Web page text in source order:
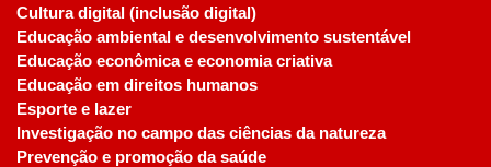
Cultura digital (inclusão digital)
Educação ambiental e desenvolvimento sustentável
Educação econômica e economia criativa
Educação em direitos humanos
Esporte e lazer
Investigação no campo das ciências da natureza
Prevenção e promoção da saúde